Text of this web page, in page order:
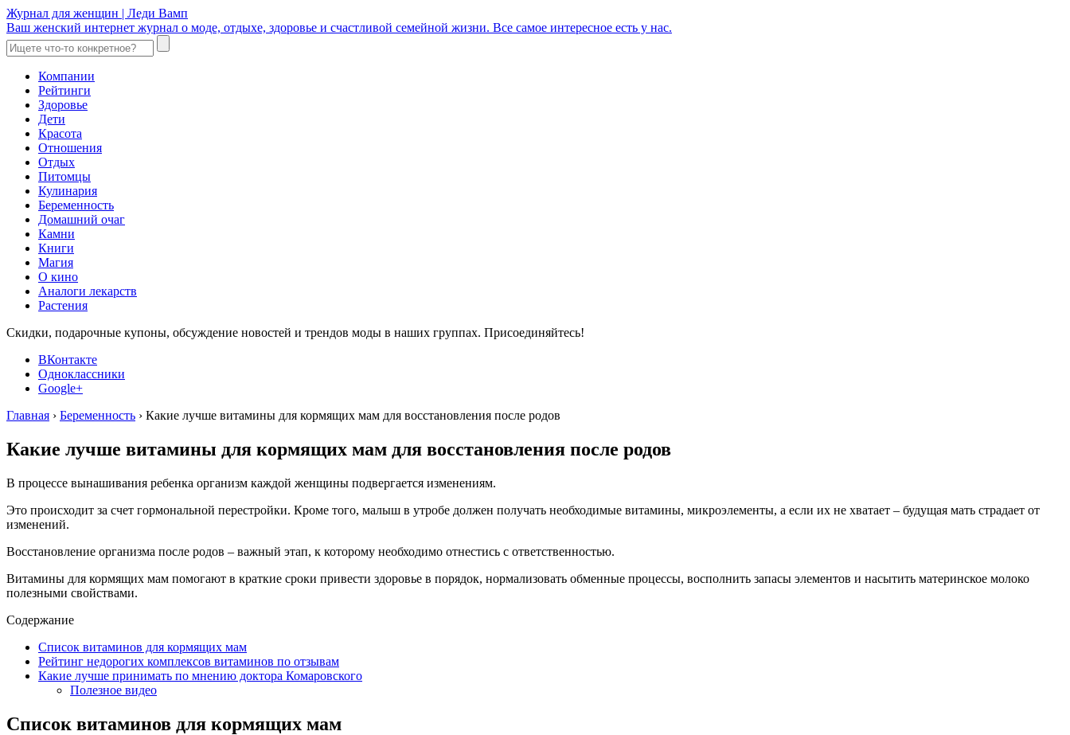
Журнал для женщин | Леди Вамп
Ваш женский интернет журнал о моде, отдыхе, здоровье и счастливой семейной жизни. Все самое интересное есть у нас.
Компании
Рейтинги
Здоровье
Дети
Красота
Отношения
Отдых
Питомцы
Кулинария
Беременность
Домашний очаг
Камни
Книги
Магия
О кино
Аналоги лекарств
Растения
Скидки, подарочные купоны, обсуждение новостей и трендов моды в наших группах. Присоединяйтесь!
ВКонтакте
Одноклассники
Google+
Главная › Беременность › Какие лучше витамины для кормящих мам для восстановления после родов
Какие лучше витамины для кормящих мам для восстановления после родов
В процессе вынашивания ребенка организм каждой женщины подвергается изменениям.
Это происходит за счет гормональной перестройки. Кроме того, малыш в утробе должен получать необходимые витамины, микроэлементы, а если их не хватает – будущая мать страдает от
изменений.
Восстановление организма после родов – важный этап, к которому необходимо отнестись с ответственностью.
Витамины для кормящих мам помогают в краткие сроки привести здоровье в порядок, нормализовать обменные процессы, восполнить запасы элементов и насытить материнское молоко
полезными свойствами.
Содержание
Список витаминов для кормящих мам
Рейтинг недорогих комплексов витаминов по отзывам
Какие лучше принимать по мнению доктора Комаровского
Полезное видео
Список витаминов для кормящих мам